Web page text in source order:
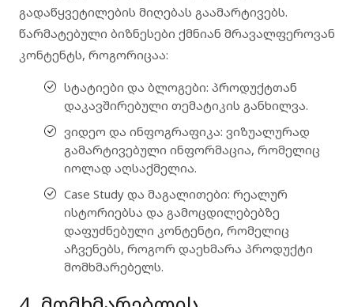
გადაწყვეტილების მიღებას გაამარტივებს.
წარმატებული ბიზნესები ქმნიან მრავალფეროვან
კონტენტს, როგორიცაა:
სტატიები და ბლოგები: პროდუქტთან
დაკავშირებული თემატიკის განხილვა.
ვიდეო და ინფოგრაფიკა: ვიზუალურად
გამარტივებული ინფორმაცია, რომელიც
იოლად აღსაქმელია.
Case Study და მაგალითები: რეალურ
ისტორიებსა და გამოცდილებებზე
დაფუძნებული კონტენტი, რომელიც
აჩვენებს, როგორ დაეხმარა პროდუქტი
მომხმარებელს.